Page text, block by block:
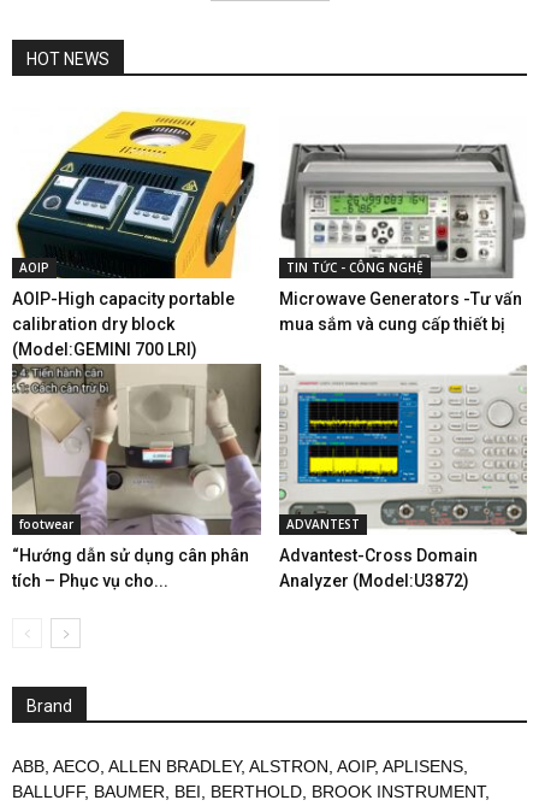
HOT NEWS
AOIP
AOIP-High capacity portable
calibration dry block
(Model:GEMINI 700 LRI)
TIN TỨC - CÔNG NGHỆ
Microwave Generators -Tư vấn
mua sắm và cung cấp thiết bị
footwear
“Hướng dẫn sử dụng cân phân
tích – Phục vụ cho...
ADVANTEST
Advantest-Cross Domain
Analyzer (Model:U3872)
Brand
ABB, AECO, ALLEN BRADLEY, ALSTRON, AOIP, APLISENS,
BALLUFF, BAUMER, BEI, BERTHOLD, BROOK INSTRUMENT,